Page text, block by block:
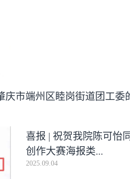
市端州区睦岗街道团工委
喜报 | 祝贺我院陈可怡
创作大赛海报类...
2025.09.04